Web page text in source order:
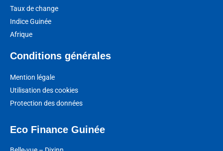
Taux de change
Indice Guinée
Afrique
Conditions générales
Mention légale
Utilisation des cookies
Protection des données
Eco Finance Guinée